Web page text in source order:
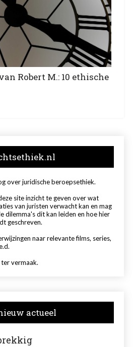
Robert M.: 10 ethische
over juridische beroepsethiek.
site inzicht te geven over wat
van juristen verwacht kan en mag
dilemma's dit kan leiden en hoe hier
geschreven.
naar relevante films, series,
vermaak.
actueel